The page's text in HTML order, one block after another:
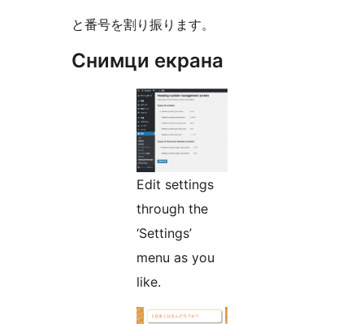
と番号を割り振ります。
Снимци екрана
Edit settings
through the
‘Settings’
menu as you
like.